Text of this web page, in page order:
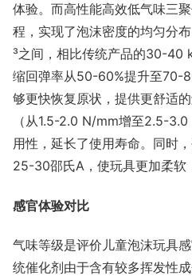
体验。而高性能高效低气味三
程，实现了泡沫密度的均匀分
³之间，相比传统产品的30-40
缩回弹率从50-60%提升至70-
够更快恢复原状，提供更舒适
（从1.5-2.0 N/mm增至2.5-
用性，延长了使用寿命。同时
25-30邵氏A，使玩具更加柔软
感官体验对比
气味等级是评价儿童泡沫玩具
统催化剂由于含有较多挥发性